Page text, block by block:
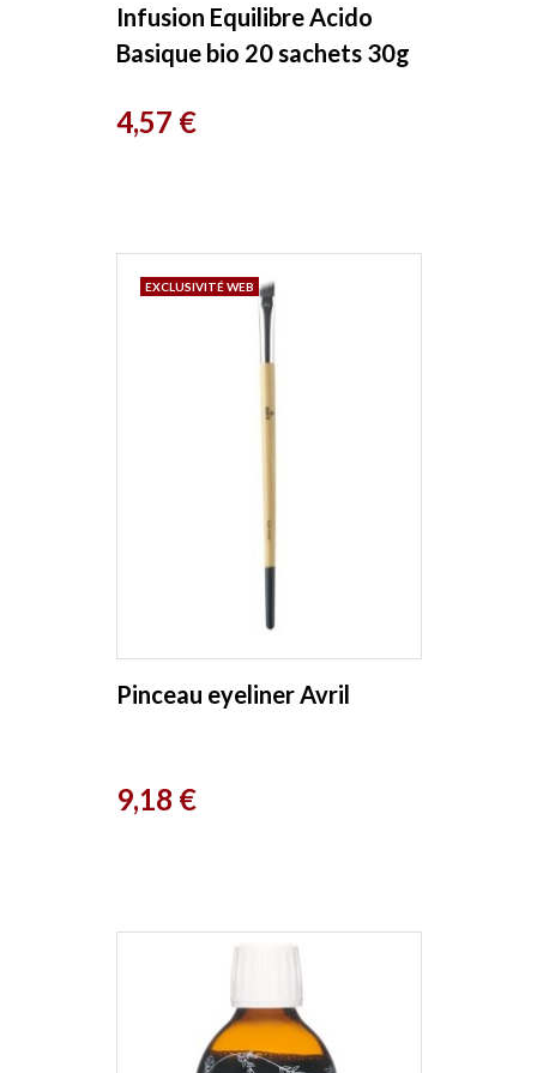
Infusion Equilibre Acido
Basique bio 20 sachets 30g
Prix
4,57 €
Pinceau eyeliner Avril
Prix
9,18 €
EXCLUSIVITÉ WEB